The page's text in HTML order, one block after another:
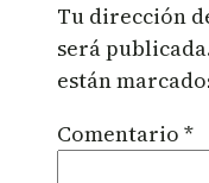
Tu dirección
será
están
Comentario *